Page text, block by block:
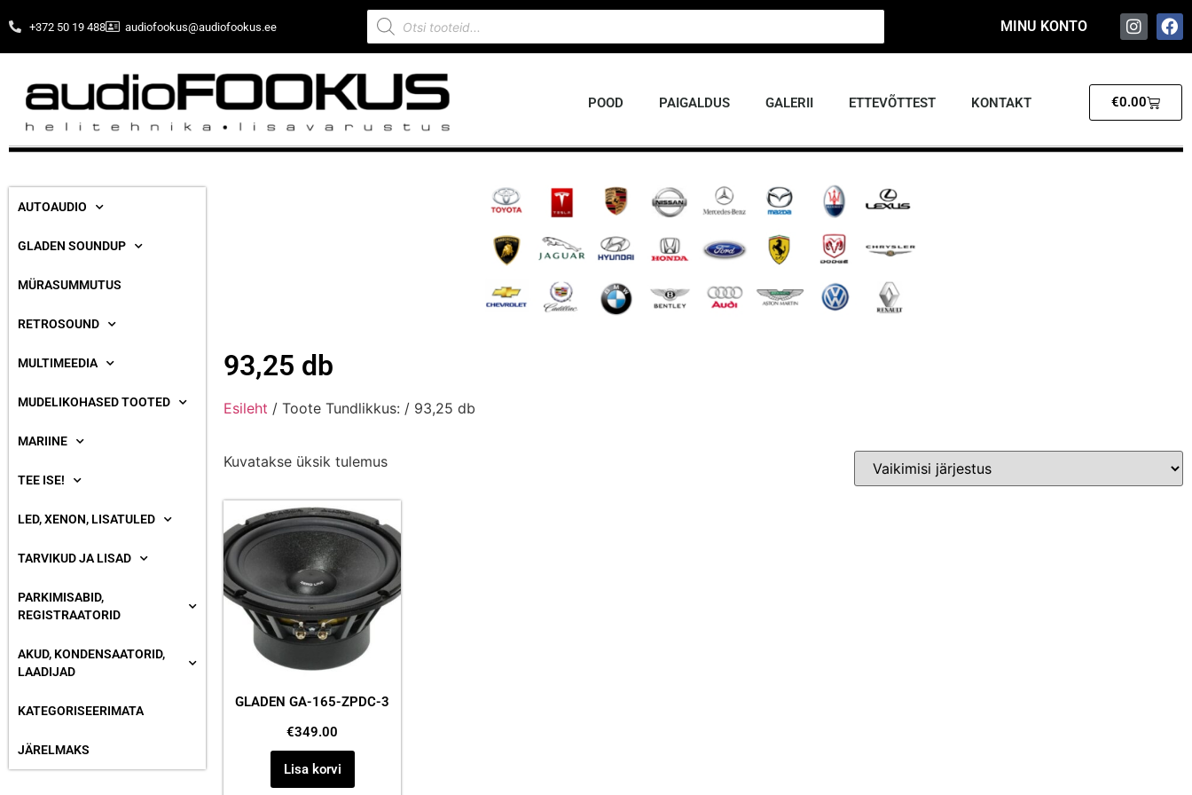
+372 50 19 488 audiofookus@audiofookus.ee MINU KONTO
POOD PAIGALDUS GALERII ETTEVÕTTEST KONTAKT €0.00
AUTOAUDIO
GLADEN SOUNDUP
MÜRASUMMUTUS
RETROSOUND
MULTIMEEDIA
MUDELIKOHASED TOOTED
MARIINE
TEE ISE!
LED, XENON, LISATULED
TARVIKUD JA LISAD
PARKIMISABID,
REGISTRAATORID
AKUD, KONDENSAATORID,
LAADIJAD
KATEGORISEERIMATA
JÄRELMAKS
93,25 db
Esileht / Toote Tundlikkus: / 93,25 db
Kuvatakse üksik tulemus
GLADEN GA-165-ZPDC-3
€349.00
Lisa korvi